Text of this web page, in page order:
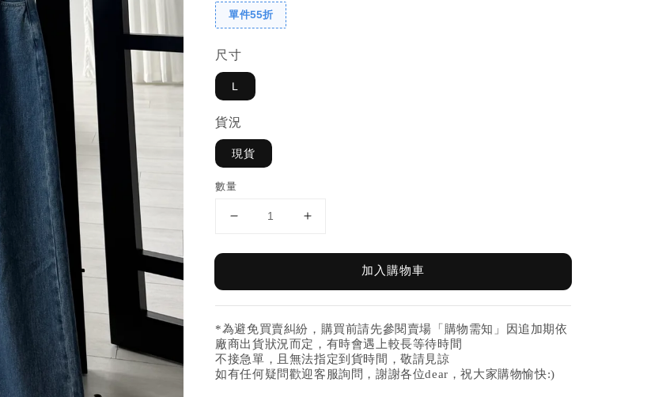
單件55折
尺寸
L
貨況
現貨
數量
加入購物車
*為避免買賣糾紛，購買前請先參閱賣場「購物需知」因追加期依
廠商出貨狀況而定，有時會遇上較長等待時間
不接急單，且無法指定到貨時間，敬請見諒
如有任何疑問歡迎客服詢問，謝謝各位dear，祝大家購物愉快:)